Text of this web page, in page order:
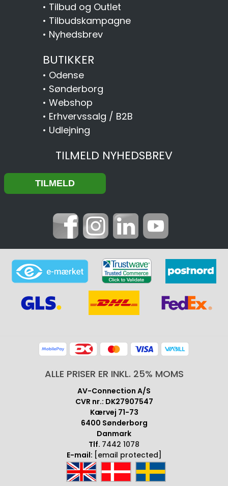
• Tilbud og Outlet
• Tilbudskampagne
• Nyhedsbrev
BUTIKKER
• Odense
• Sønderborg
• Webshop
• Erhvervssalg / B2B
• Udlejning
TILMELD NYHEDSBREV
ALLE PRISER ER INKL. 25% MOMS
AV-Connection A/S
CVR nr.: DK27907547
Kærvej 71-73
6400 Sønderborg
Danmark
Tlf. 7442 1078
E-mail: [email protected]